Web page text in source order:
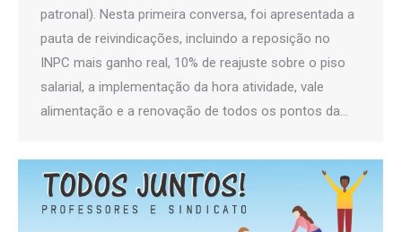
patronal). Nesta primeira conversa, foi apresentada a
pauta de reivindicações, incluindo a reposição no
INPC mais ganho real, 10% de reajuste sobre o piso
salarial, a implementação da hora atividade, vale
alimentação e a renovação de todos os pontos da…